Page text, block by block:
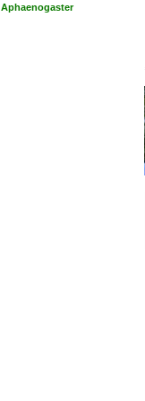
Aphaenogaster